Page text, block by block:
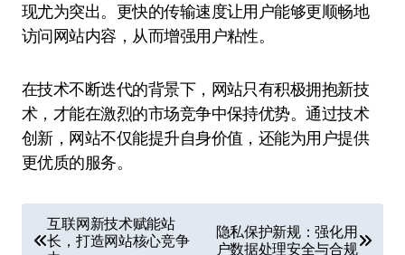
现尤为突出。更快的传输速度让用户能够更顺畅地
访问网站内容，从而增强用户粘性。
在技术不断迭代的背景下，网站只有积极拥抱新技
术，才能在激烈的市场竞争中保持优势。通过技术
创新，网站不仅能提升自身价值，还能为用户提供
更优质的服务。
章
互联网新技术赋能站
长，打造网站核心竞争
隐私保护新规：强化用
户数据处理安全与合规